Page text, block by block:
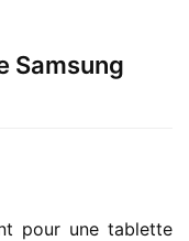
Samsung
pour une tablette